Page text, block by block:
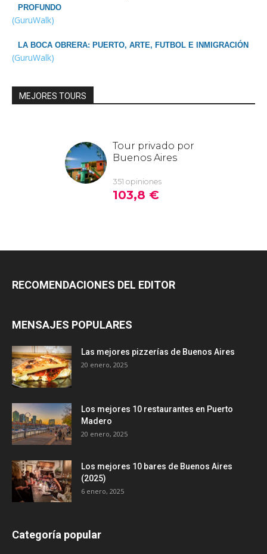
PROFUNDO
(GuruWalk)
LA BOCA OBRERA: PUERTO, ARTE, FUTBOL E INMIGRACIÓN
(GuruWalk)
MEJORES TOURS
RECOMENDACIONES DEL EDITOR
MENSAJES POPULARES
Las mejores pizzerías de Buenos Aires
20 enero, 2025
Los mejores 10 restaurantes en Puerto
Madero
20 enero, 2025
Los mejores 10 bares de Buenos Aires
(2025)
6 enero, 2025
Categoría popular